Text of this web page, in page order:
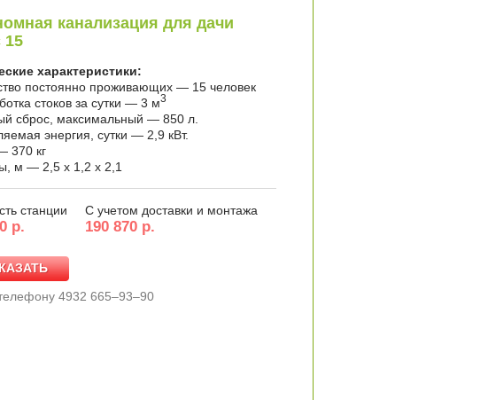
канализация для дачи
15
характеристики:
постоянно проживающих — 15 человек
стоков за сутки — 3 м3
сброс, максимальный — 850 л.
энергия, сутки — 2,9 кВт.
370 кг
м — 2,5 x 1,2 x 2,1
станции С учетом доставки и монтажа
р. 190 870 р.
4932 665–93–90